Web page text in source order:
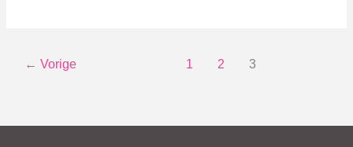
Olivia
← Vorige 1 2 3